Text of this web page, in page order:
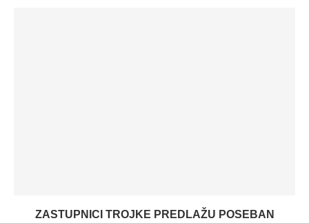
ZASTUPNICI TROJKE PREDLAŽU POSEBAN